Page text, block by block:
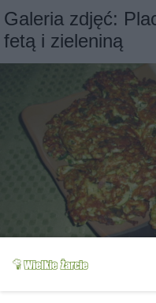
Galeria zdjęć:
fetą i zieleniną
Slajd 1/3